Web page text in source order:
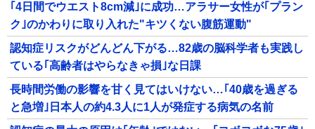
｢4日間でウエスト8cm減｣に成功…アラサー女性が｢プラン
ク｣のかわりに取り入れた"キツくない腹筋運動"
認知症リスクがどんどん下がる…82歳の脳科学者も実践し
ている｢高齢者はやらなきゃ損｣な日課
長時間労働の影響を甘く見てはいけない…｢40歳を過ぎる
と急増｣日本人の約4.3人に1人が発症する病気の名前